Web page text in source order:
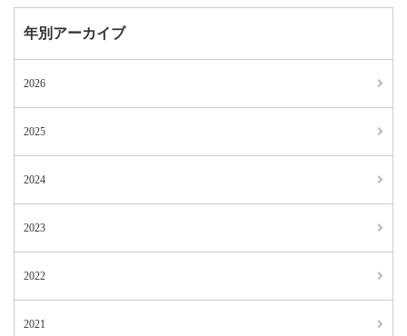
年別アーカイブ
2026
2025
2024
2023
2022
2021